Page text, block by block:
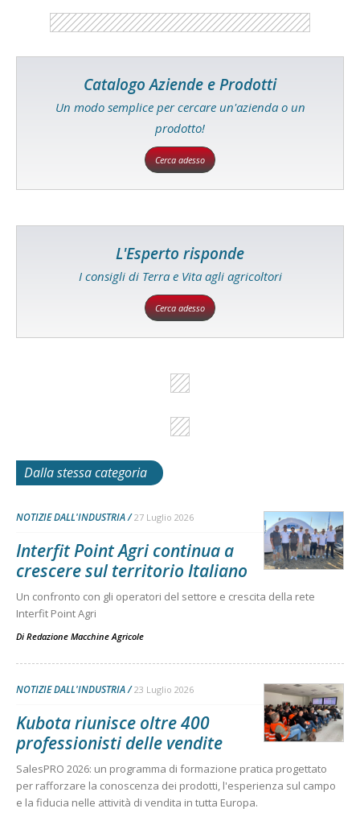
Catalogo Aziende e Prodotti
Un modo semplice per cercare un'azienda o un
prodotto!
Cerca adesso
L'Esperto risponde
I consigli di Terra e Vita agli agricoltori
Cerca adesso
Dalla stessa categoria
NOTIZIE DALL'INDUSTRIA 27 Luglio 2026
Interfit Point Agri continua a
crescere sul territorio Italiano
Un confronto con gli operatori del settore e crescita della rete
Interfit Point Agri
Di Redazione Macchine Agricole
NOTIZIE DALL'INDUSTRIA 23 Luglio 2026
Kubota riunisce oltre 400
professionisti delle vendite
SalesPRO 2026: un programma di formazione pratica progettato
per rafforzare la conoscenza dei prodotti, l'esperienza sul campo
e la fiducia nelle attività di vendita in tutta Europa.